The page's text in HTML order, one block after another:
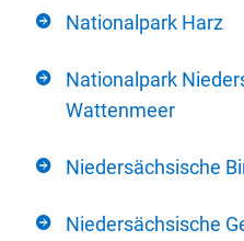
Nationalpark Harz
Nationalpark
Wattenmeer
Niedersächsische
Niedersächsische